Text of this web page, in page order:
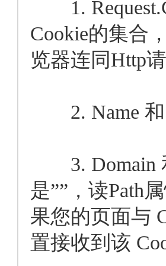
1.
Cookie的集合
览器连同Http
2. Name 和
3. Domain
是””，读Path
果您的页面与
置接收到该